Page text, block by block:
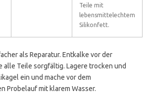
Teile mit
lebensmittelechtem
Silikonfett.
als Reparatur. Entkalke vor der
alle Teile sorgfältig. Lagere trocken und
ein und mache vor dem
Probelauf mit klarem Wasser.